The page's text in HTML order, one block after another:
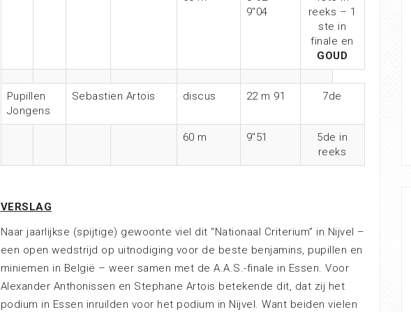
9″04
reeks – 1
ste in
finale en
GOUD
Pupillen
Jongens
Sebastien Artois discus 22 m 91 7de
60 m 9″51
5de in
reeks
VERSLAG
Naar jaarlijkse (spijtige) gewoonte viel dit “Nationaal Criterium” in Nijvel –
een open wedstrijd op uitnodiging voor de beste benjamins, pupillen en
miniemen in België – weer samen met de A.A.S.-finale in Essen. Voor
Alexander Anthonissen en Stephane Artois betekende dit, dat zij het
podium in Essen inruilden voor het podium in Nijvel. Want beiden vielen